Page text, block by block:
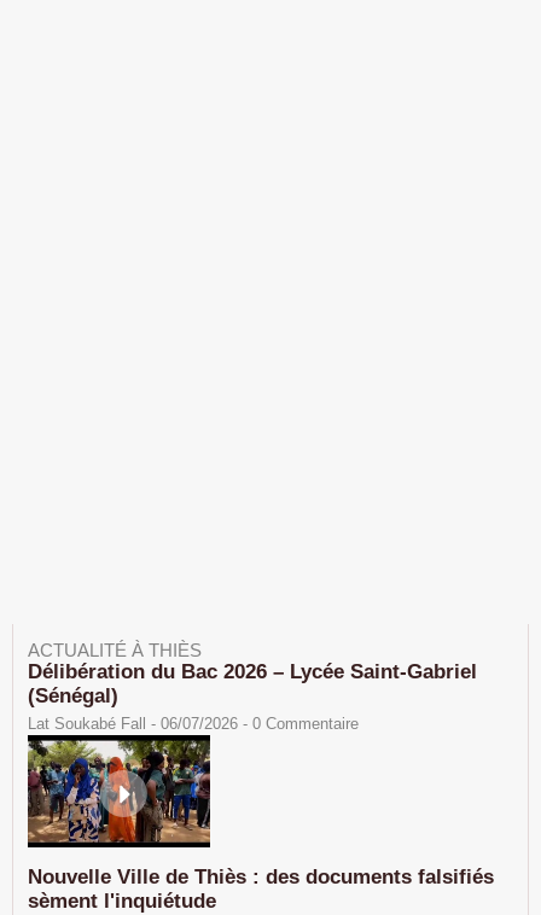
ACTUALITÉ À THIÈS
Délibération du Bac 2026 – Lycée Saint-Gabriel
(Sénégal)
Lat Soukabé Fall - 06/07/2026 - 0 Commentaire
Nouvelle Ville de Thiès : des documents falsifiés
sèment l'inquiétude